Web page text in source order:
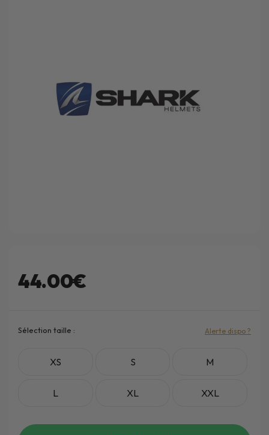
44.00€
Sélection taille :
XS S M
L XL XXL
Alerte dispo ?